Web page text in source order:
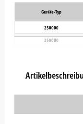
Geräte-Typ
250000
250000